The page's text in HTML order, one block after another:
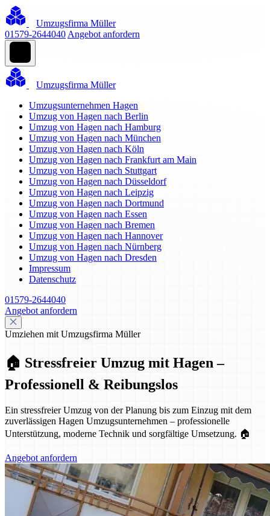
Umzugsfirma Müller
01579-2644040 Angebot anfordern
Umzugsfirma Müller
Umzugsunternehmen Hagen
Umzug von Hagen nach Berlin
Umzug von Hagen nach Hamburg
Umzug von Hagen nach München
Umzug von Hagen nach Köln
Umzug von Hagen nach Frankfurt am Main
Umzug von Hagen nach Stuttgart
Umzug von Hagen nach Düsseldorf
Umzug von Hagen nach Leipzig
Umzug von Hagen nach Dortmund
Umzug von Hagen nach Essen
Umzug von Hagen nach Bremen
Umzug von Hagen nach Hannover
Umzug von Hagen nach Nürnberg
Umzug von Hagen nach Dresden
Impressum
Datenschutz
01579-2644040
Angebot anfordern
Umziehen mit Umzugsfirma Müller
🏠 Stressfreier Umzug mit Hagen –
Professionell & Reibungslos
Ein stressfreier Umzug von der Planung bis zum Einzug mit dem
zuverlässigen Hagen Umzugsunternehmen – professionelle
Unterstützung, moderne Technik und sorgfältige Umsetzung. 🏠
Angebot anfordern